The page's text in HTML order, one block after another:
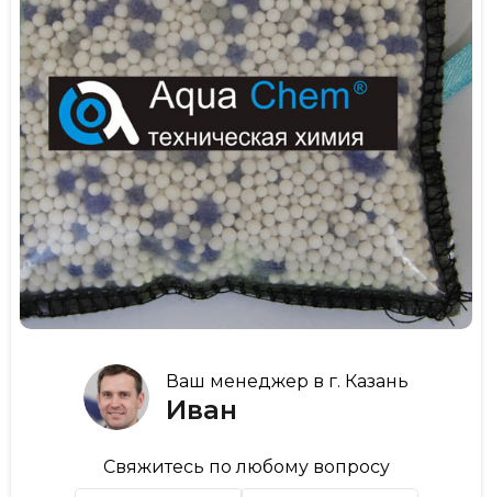
Ваш менеджер в г. Казань
Иван
Свяжитесь по любому вопросу